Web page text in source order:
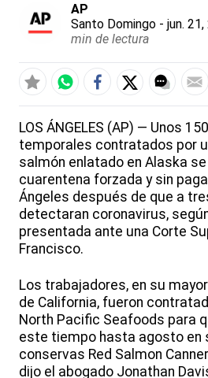
AP
Santo Domingo - jun.
min de lectura
LOS ÁNGELES (AP) — Unos
temporales contratados por
salmón enlatado en Alaska
cuarentena forzada y sin
Ángeles después de que a
detectaran coronavirus,
presentada ante una Corte
Francisco.
Los trabajadores, en su
de California, fueron
North Pacific Seafoods para
este tiempo hasta agosto en
conservas Red Salmon
dijo el abogado Jonathan